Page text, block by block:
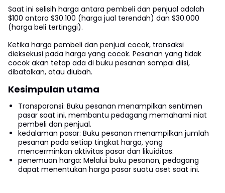
Saat ini selisih harga antara pembeli dan penjual adalah
$100 antara $30.100 (harga jual terendah) dan $30.000
(harga beli tertinggi).
Ketika harga pembeli dan penjual cocok, transaksi
dieksekusi pada harga yang cocok. Pesanan yang tidak
cocok akan tetap ada di buku pesanan sampai diisi,
dibatalkan, atau diubah.
Kesimpulan utama
Transparansi: Buku pesanan menampilkan sentimen
pasar saat ini, membantu pedagang memahami niat
pembeli dan penjual.
kedalaman pasar: Buku pesanan menampilkan jumlah
pesanan pada setiap tingkat harga, yang
mencerminkan aktivitas pasar dan likuiditas.
penemuan harga: Melalui buku pesanan, pedagang
dapat menentukan harga pasar suatu aset saat ini.